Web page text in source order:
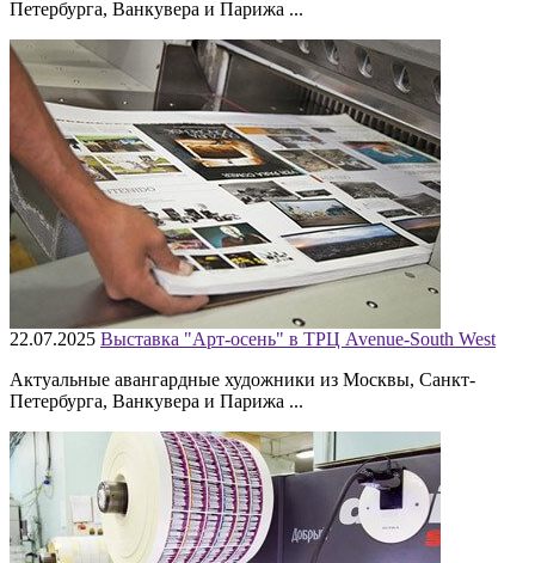
Петербурга, Ванкувера и Парижа ...
22.07.2025 Выставка "Арт-осень" в ТРЦ Avenue-South West
Актуальные авангардные художники из Москвы, Санкт-
Петербурга, Ванкувера и Парижа ...